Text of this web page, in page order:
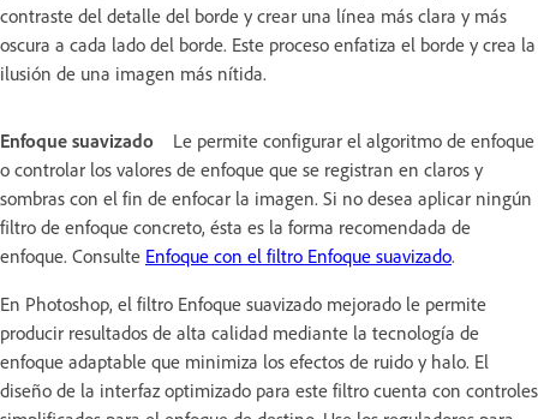
contraste del detalle del borde y crear una línea más clara y más
oscura a cada lado del borde. Este proceso enfatiza el borde y crea la
ilusión de una imagen más nítida.
Enfoque suavizado
Le permite configurar el algoritmo de enfoque
o controlar los valores de enfoque que se registran en claros y
sombras con el fin de enfocar la imagen. Si no desea aplicar ningún
filtro de enfoque concreto, ésta es la forma recomendada de
enfoque. Consulte Enfoque con el filtro Enfoque suavizado.
En Photoshop, el filtro Enfoque suavizado mejorado le permite
producir resultados de alta calidad mediante la tecnología de
enfoque adaptable que minimiza los efectos de ruido y halo. El
diseño de la interfaz optimizado para este filtro cuenta con controles